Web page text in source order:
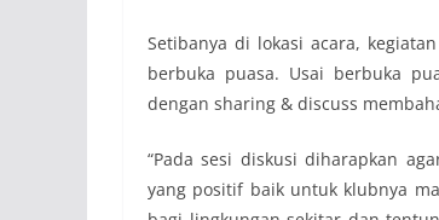
Setibanya di lokasi acara,
berbuka puasa. Usai berbuka
dengan sharing & discuss
“Pada sesi diskusi diharapkan
yang positif baik untuk klubnya